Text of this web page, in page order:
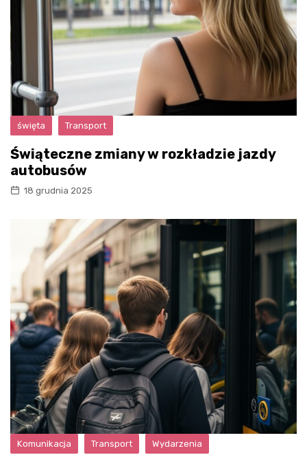
święta Transport
Świąteczne zmiany w rozkładzie jazdy
autobusów
18 grudnia 2025
Komunikacja Transport Wydarzenia